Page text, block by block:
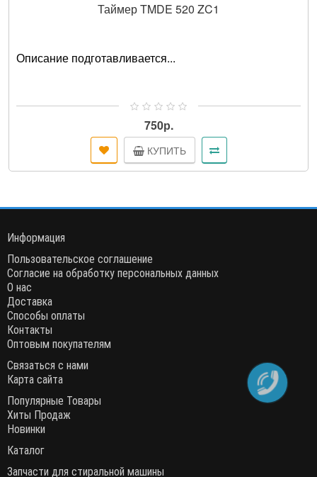
Таймер TMDE 520 ZC1
Описание подготавливается...
750р.
КУПИТЬ
Информация
Пользовательское соглашение
Согласие на обработку персональных данных
О нас
Доставка
Способы оплаты
Контакты
Оптовым покупателям
Связаться с нами
Карта сайта
Популярные Товары
Хиты Продаж
Новинки
Каталог
Запчасти для стиральной машины